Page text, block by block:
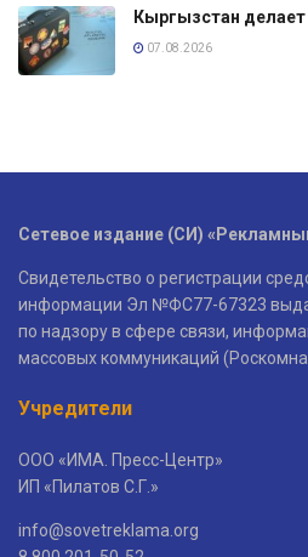
Кыргызстан делает
07.08.2026
Сетевое издание (СИ)
Свидетельство о регистрации
информации Эл №ФС77-67323
по надзору в сфере связи,
массовых коммуникаций
Учредители
ООО «ИМА. Пресс-Центр»
ИП «Пилатов С.Г.»
info@sovetreklama.org